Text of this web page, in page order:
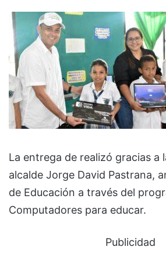
La entrega de realizó gracias a
alcalde Jorge David Pastrana,
de Educación a través del
Computadores para educar.
Publicidad